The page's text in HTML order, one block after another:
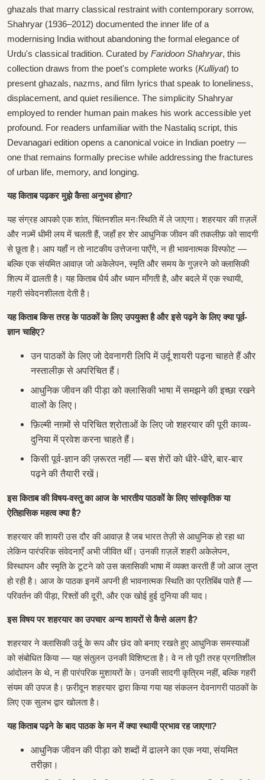
ghazals that marry classical restraint with contemporary sorrow,
Shahryar (1936–2012) documented the inner life of a
modernising India without abandoning the formal elegance of
Urdu's classical tradition. Curated by Faridoon Shahryar, this
collection draws from the poet's complete works (Kulliyat) to
present ghazals, nazms, and film lyrics that speak to loneliness,
displacement, and quiet resilience. The simplicity Shahryar
employed to render human pain makes his work accessible yet
profound. For readers unfamiliar with the Nastaliq script, this
Devanagari edition opens a canonical voice in Indian poetry —
one that remains formally precise while addressing the fractures
of urban life, memory, and longing.
यह किताब पढ़कर मुझे कैसा अनुभव होगा?
यह संग्रह आपको एक शांत, चिंतनशील मनःस्थिति में ले जाएगा। शहरयार की ग़ज़लें
और नज़्में धीमी लय में चलती हैं, जहाँ हर शेर आधुनिक जीवन की तकलीफ़ को सादगी
से छूता है। आप यहाँ न तो नाटकीय उत्तेजना पाएँगे, न ही भावनात्मक विस्फोट —
बल्कि एक संयमित आवाज़ जो अकेलेपन, स्मृति और समय के गुज़रने को क्लासिकी
शिल्प में ढालती है। यह किताब धैर्य और ध्यान माँगती है, और बदले में एक स्थायी,
गहरी संवेदनशीलता देती है।
यह किताब किस तरह के पाठकों के लिए उपयुक्त है और इसे पढ़ने के लिए क्या पूर्व-
ज्ञान चाहिए?
उन पाठकों के लिए जो देवनागरी लिपि में उर्दू शायरी पढ़ना चाहते हैं और
नस्तालीक़ से अपरिचित हैं।
आधुनिक जीवन की पीड़ा को क्लासिकी भाषा में समझने की इच्छा रखने
वालों के लिए।
फ़िल्मी नग़मों से परिचित श्रोताओं के लिए जो शहरयार की पूरी काव्य-
दुनिया में प्रवेश करना चाहते हैं।
किसी पूर्व-ज्ञान की ज़रूरत नहीं — बस शेरों को धीरे-धीरे, बार-बार
पढ़ने की तैयारी रखें।
इस किताब की विषय-वस्तु का आज के भारतीय पाठकों के लिए सांस्कृतिक या
ऐतिहासिक महत्व क्या है?
शहरयार की शायरी उस दौर की आवाज़ है जब भारत तेज़ी से आधुनिक हो रहा था
लेकिन पारंपरिक संवेदनाएँ अभी जीवित थीं। उनकी ग़ज़लें शहरी अकेलेपन,
विस्थापन और स्मृति के टूटने को उस क्लासिकी भाषा में व्यक्त करती हैं जो आज लुप्त
हो रही है। आज के पाठक इनमें अपनी ही भावनात्मक स्थिति का प्रतिबिंब पाते हैं —
परिवर्तन की पीड़ा, रिश्तों की दूरी, और एक खोई हुई दुनिया की याद।
इस विषय पर शहरयार का उपचार अन्य शायरों से कैसे अलग है?
शहरयार ने क्लासिकी उर्दू के रूप और छंद को बनाए रखते हुए आधुनिक समस्याओं
को संबोधित किया — यह संतुलन उनकी विशिष्टता है। वे न तो पूरी तरह प्रगतिशील
आंदोलन के थे, न ही पारंपरिक मुशायरों के। उनकी सादगी कृत्रिम नहीं, बल्कि गहरी
संयम की उपज है। फ़रीदून शहरयार द्वारा किया गया यह संकलन देवनागरी पाठकों के
लिए एक सुलभ द्वार खोलता है।
यह किताब पढ़ने के बाद पाठक के मन में क्या स्थायी प्रभाव रह जाएगा?
आधुनिक जीवन की पीड़ा को शब्दों में ढालने का एक नया, संयमित
तरीक़ा।